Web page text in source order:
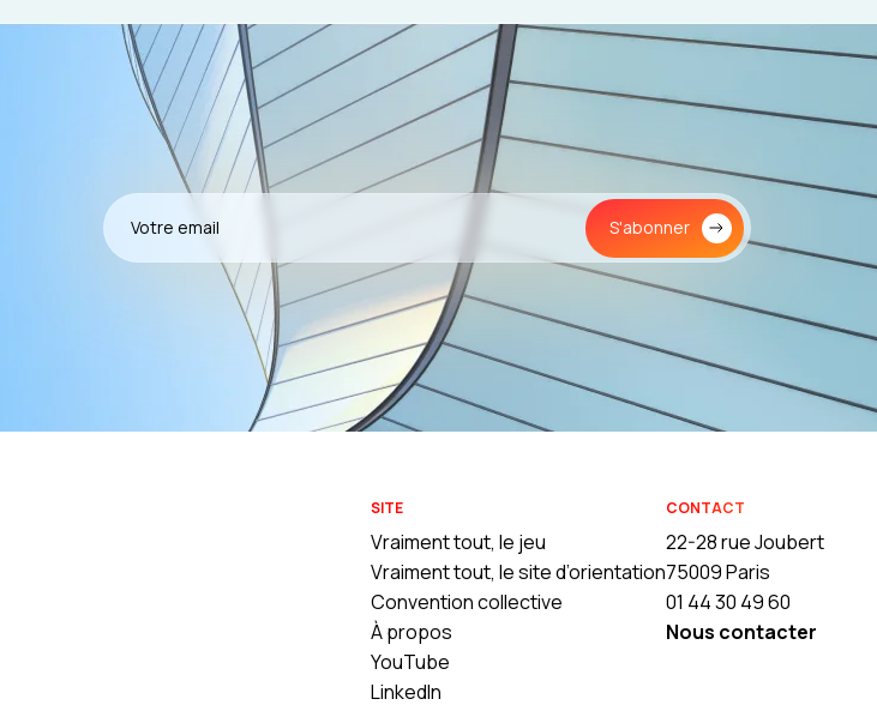
S'abonner
SITE
Vraiment tout, le jeu
Vraiment tout, le site d’orientation
Convention collective
À propos
YouTube
LinkedIn
CONTACT
22-28 rue Joubert
75009 Paris
01 44 30 49 60
Nous contacter